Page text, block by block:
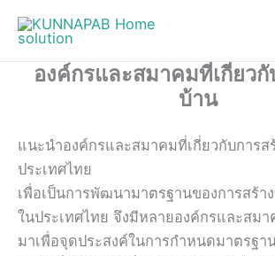
content
องค์กรและสมาคมที่เกี่ยวกั
บ้าน
แนะนำองค์กรและสมาคมที่เกี่ยวกับการส
ประเทศไทย
เพื่อเป็นการพัฒนามาตรฐานของการสร้
ในประเทศไทย จึงมีหลายองค์กรและสม
มาเพื่อจุดประสงค์ในการกำหนดมาตรฐา